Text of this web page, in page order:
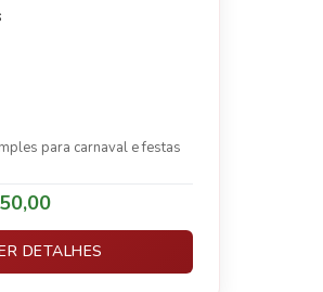
para carnaval e festas
DETALHES